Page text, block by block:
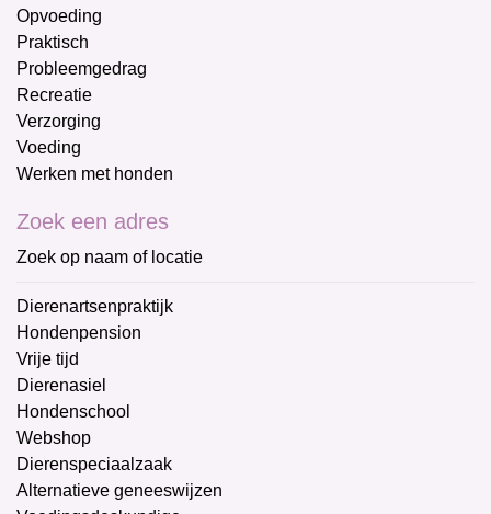
Opvoeding
Praktisch
Probleemgedrag
Recreatie
Verzorging
Voeding
Werken met honden
Zoek een adres
Zoek op naam of locatie
Dierenartsenpraktijk
Hondenpension
Vrije tijd
Dierenasiel
Hondenschool
Webshop
Dierenspeciaalzaak
Alternatieve geneeswijzen